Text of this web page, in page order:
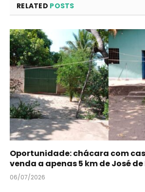
RELATED POSTS
Oportunidade: chácara com
venda a apenas 5 km de José
06/07/2026